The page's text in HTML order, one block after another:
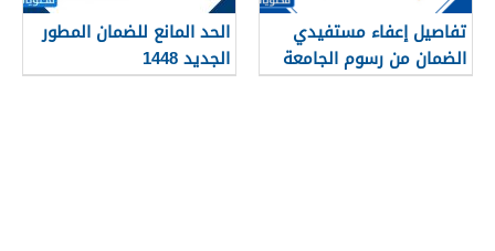
تفاصيل إعفاء مستفيدي
الضمان من رسوم الجامعة
1448
الحد المانع للضمان المطور
الجديد 1448